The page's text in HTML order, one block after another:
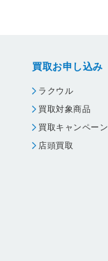
買取お申し込み
ラクウル
買取対象商品
買取キャンペーン
店頭買取